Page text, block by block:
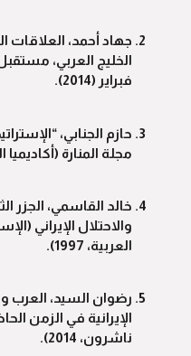
جهاد أحمد، العلاقات
فبراير (2014).
حازم الجنابي،
مجلة المنارة (أكاديميا
خالد القاسمي، الجزر
والاحتلال الإيراني
العربية، 1997).
رضوان السيد، العرب
الإيرانية في الزمن
ناشرون، 2014).